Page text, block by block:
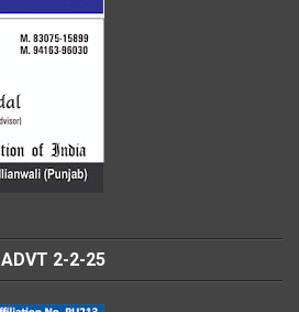
ADVT 2-2-25